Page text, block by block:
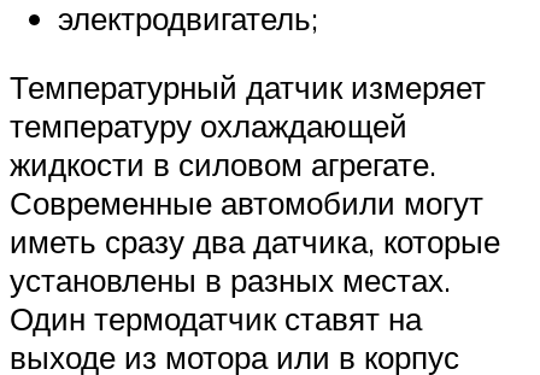
электродвигатель;
Температурный датчик измеряет
температуру охлаждающей
жидкости в силовом агрегате.
Современные автомобили могут
иметь сразу два датчика, которые
установлены в разных местах.
Один термодатчик ставят на
выходе из мотора или в корпус